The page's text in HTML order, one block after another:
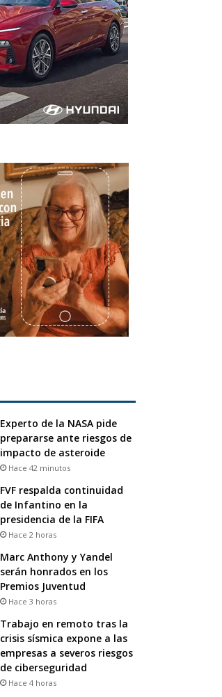
Experto de la NASA pide
prepararse ante riesgos de
impacto de asteroide
Hace 42 minutos
FVF respalda continuidad
de Infantino en la
presidencia de la FIFA
Hace 2 horas
Marc Anthony y Yandel
serán honrados en los
Premios Juventud
Hace 3 horas
Trabajo en remoto tras la
crisis sísmica expone a las
empresas a severos riesgos
de ciberseguridad
Hace 4 horas